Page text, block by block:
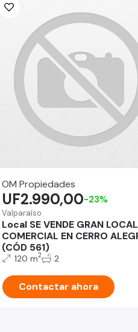
OM Propiedades
Valparaíso
Local SE VENDE GRAN LOCAL
COMERCIAL EN CERRO
(CÓD 561)
UF2.990,00-23%
120 m2 2
Contactar ahora